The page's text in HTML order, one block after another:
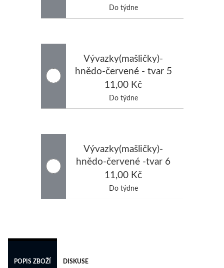
Do týdne
Vývazky(mašličky)-
hnědo-červené - tvar 5
11,00 Kč
Do týdne
Vývazky(mašličky)-
hnědo-červené -tvar 6
11,00 Kč
Do týdne
POPIS ZBOŽÍ DISKUSE